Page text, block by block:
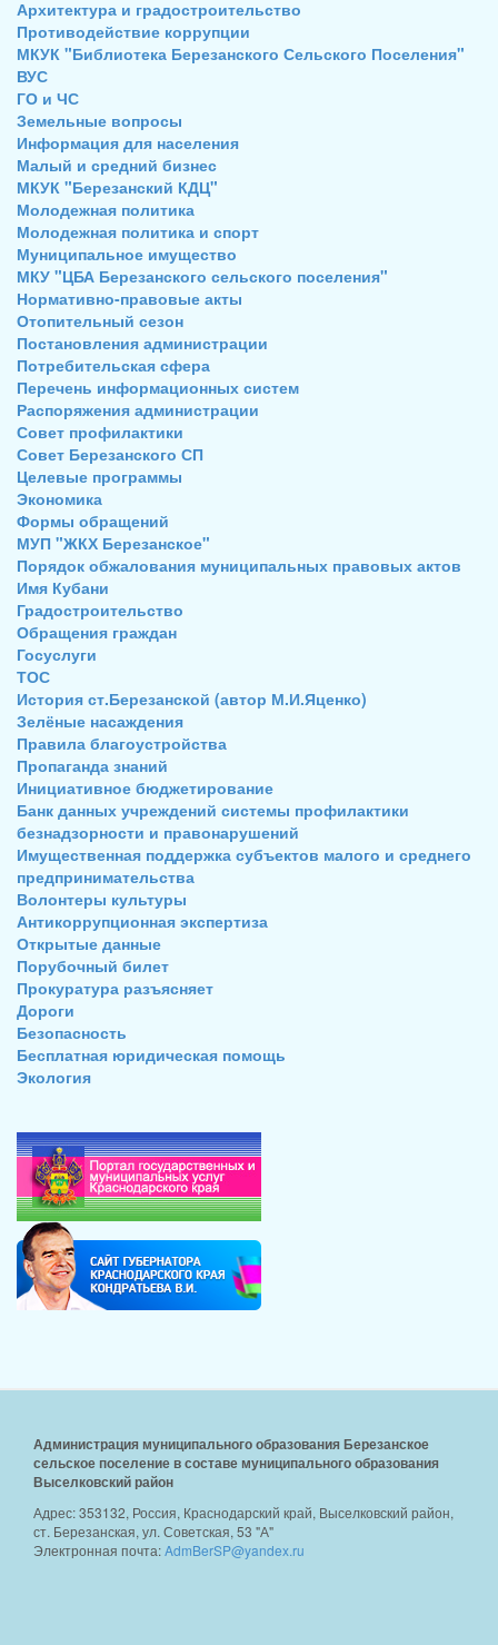
Архитектура и градостроительство
Противодействие коррупции
МКУК "Библиотека Березанского Сельского Поселения"
ВУС
ГО и ЧС
Земельные вопросы
Информация для населения
Малый и средний бизнес
МКУК "Березанский КДЦ"
Молодежная политика
Молодежная политика и спорт
Муниципальное имущество
МКУ "ЦБА Березанского сельского поселения"
Нормативно-правовые акты
Отопительный сезон
Постановления администрации
Потребительская сфера
Перечень информационных систем
Распоряжения администрации
Совет профилактики
Совет Березанского СП
Целевые программы
Экономика
Формы обращений
МУП "ЖКХ Березанское"
Порядок обжалования муниципальных правовых актов
Имя Кубани
Градостроительство
Обращения граждан
Госуслуги
ТОС
История ст.Березанской (автор М.И.Яценко)
Зелёные насаждения
Правила благоустройства
Пропаганда знаний
Инициативное бюджетирование
Банк данных учреждений системы профилактики
безнадзорности и правонарушений
Имущественная поддержка субъектов малого и среднего
предпринимательства
Волонтеры культуры
Антикоррупционная экспертиза
Открытые данные
Порубочный билет
Прокуратура разъясняет
Дороги
Безопасность
Бесплатная юридическая помощь
Экология
Администрация муниципального образования Березанское
сельское поселение в составе муниципального образования
Выселковский район
Адрес: 353132, Россия, Краснодарский край, Выселковский район,
ст. Березанская, ул. Советская, 53 "А"
Электронная почта:AdmBerSP@yandex.ru